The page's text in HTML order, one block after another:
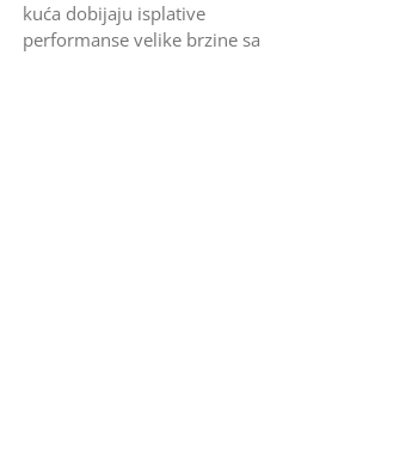
kuća dobijaju isplative
performanse velike brzine sa